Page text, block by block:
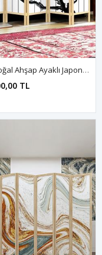
Bej Doğal Ahşap Ayaklı Japon Stil Sakura Ağacı Baskılı Paravan Seperatör Oda Bölme
TL